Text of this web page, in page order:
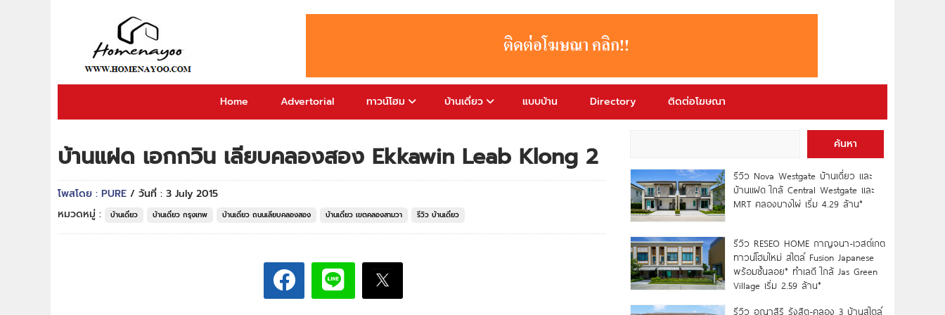
Home Advertorial ทาวน์โฮม บ้านเดี่ยว แบบบ้าน Directory ติดต่อโฆษณา
บ้านแฝด เอกกวิน เลียบคลองสอง Ekkawin Leab Klong 2
โพสโดย : PURE / วันที่ : 3 July 2015
หมวดหมู่ :
บ้านเดี่ยว บ้านเดี่ยว กรุงเทพ บ้านเดี่ยว ถนนเลียบคลองสอง บ้านเดี่ยว เขตคลองสามวา รีวิว บ้านเดี่ยว
ค้นหา
รีวิว Nova Westgate บ้านเดี่ยว และ
บ้านแฝด ใกล้ Central Westgate และ
MRT คลองบางไผ่ เริ่ม 4.29 ล้าน*
รีวิว RESEO HOME กาญจนา-เวสต์เกต
ทาวน์โฮมใหม่ สไตล์ Fusion Japanese
พร้อมชั้นลอย* ทำเลดี ใกล้ Jas Green
Village เริ่ม 2.59 ล้าน*
รีวิว อณาสิริ รังสิต-คลอง 3 บ้านสไตล์